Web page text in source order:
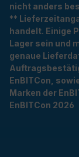
nicht anders
**
handelt. Einige
Lager sein und
genaue
EnBITCon,
Marken der
EnBITCon 2026